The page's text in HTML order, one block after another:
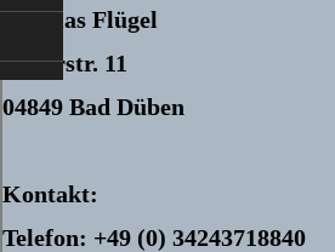
Thomas Flügel
Baderstr. 11
04849 Bad Düben
Kontakt:
Telefon: +49 (0) 34243718840